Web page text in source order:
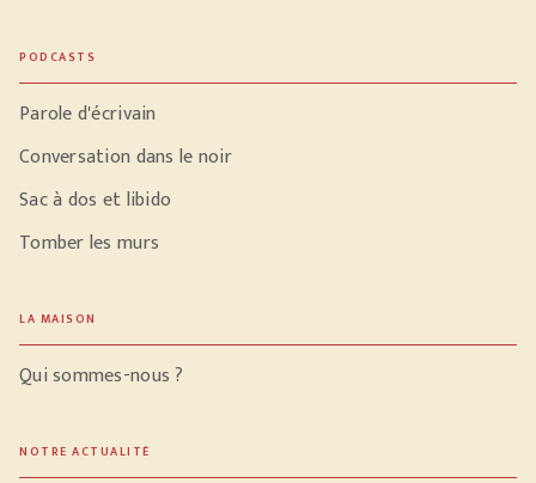
PODCASTS
Parole d'écrivain
Conversation dans le noir
Sac à dos et libido
Tomber les murs
LA MAISON
Qui sommes-nous ?
NOTRE ACTUALITÉ